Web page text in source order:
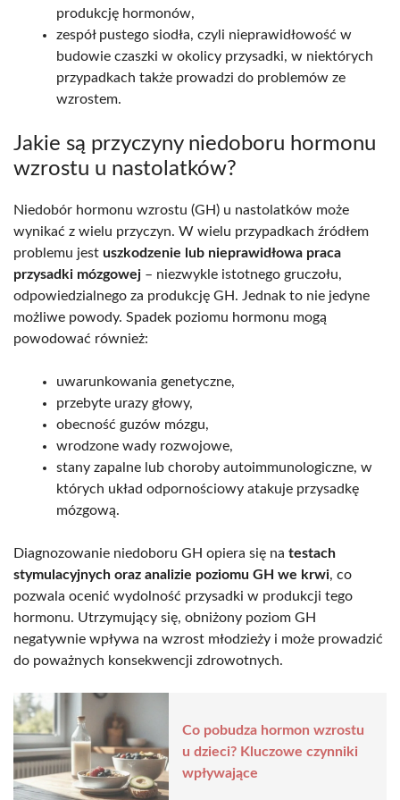
produkcję hormonów,
zespół pustego siodła, czyli nieprawidłowość w
budowie czaszki w okolicy przysadki, w niektórych
przypadkach także prowadzi do problemów ze
wzrostem.
Jakie są przyczyny niedoboru hormonu
wzrostu u nastolatków?
Niedobór hormonu wzrostu (GH) u nastolatków może
wynikać z wielu przyczyn. W wielu przypadkach źródłem
problemu jest uszkodzenie lub nieprawidłowa praca
przysadki mózgowej – niezwykle istotnego gruczołu,
odpowiedzialnego za produkcję GH. Jednak to nie jedyne
możliwe powody. Spadek poziomu hormonu mogą
powodować również:
uwarunkowania genetyczne,
przebyte urazy głowy,
obecność guzów mózgu,
wrodzone wady rozwojowe,
stany zapalne lub choroby autoimmunologiczne, w
których układ odpornościowy atakuje przysadkę
mózgową.
Diagnozowanie niedoboru GH opiera się na testach
stymulacyjnych oraz analizie poziomu GH we krwi, co
pozwala ocenić wydolność przysadki w produkcji tego
hormonu. Utrzymujący się, obniżony poziom GH
negatywnie wpływa na wzrost młodzieży i może prowadzić
do poważnych konsekwencji zdrowotnych.
Co pobudza hormon wzrostu
u dzieci? Kluczowe czynniki
wpływające